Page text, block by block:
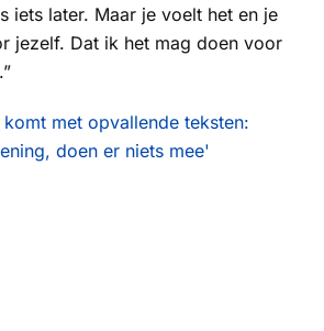
iets later. Maar je voelt het en je
jezelf. Dat ik het mag doen voor
komt met opvallende teksten:
doen er niets mee'